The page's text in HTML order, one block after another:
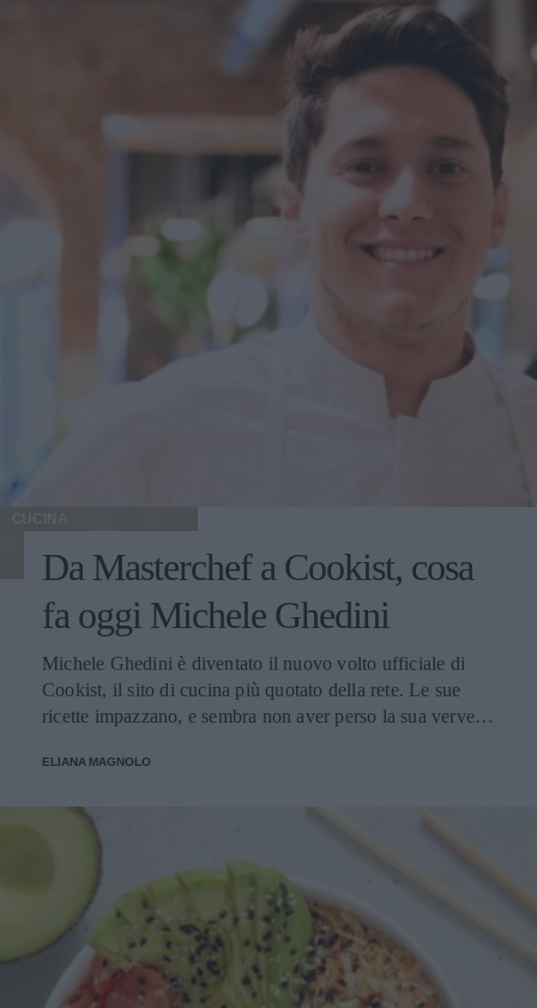
CUCINA
Da Masterchef a Cookist, cosa
fa oggi Michele Ghedini
Michele Ghedini è diventato il nuovo volto ufficiale di
Cookist, il sito di cucina più quotato della rete. Le sue
ricette impazzano, e sembra non aver perso la sua verve
veramente stupendo.
ELIANA MAGNOLO